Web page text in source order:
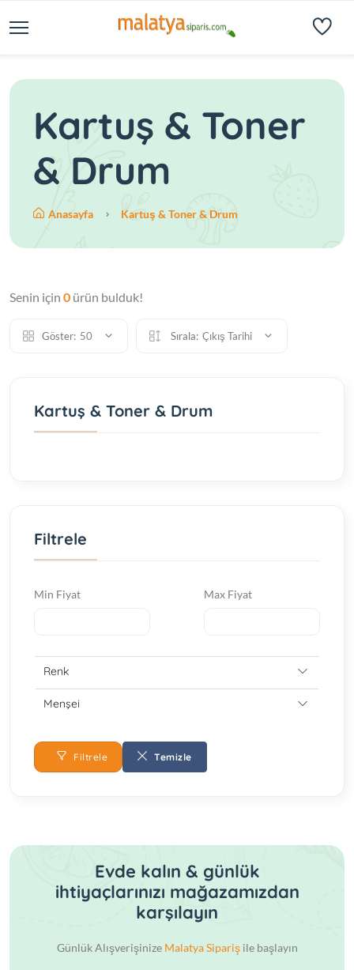
Kartuş & Toner
& Drum
Anasayfa Kartuş & Toner & Drum
Senin için 0 ürün bulduk!
Göster: 50 Sırala: Çıkış Tarihi
Kartuş & Toner & Drum
Filtrele
Min Fiyat Max Fiyat
Renk
Menşei
Filtrele Temizle
Evde kalın & günlük
ihtiyaçlarınızı mağazamızdan
karşılayın
Günlük Alışverişinize Malatya Siparişile başlayın